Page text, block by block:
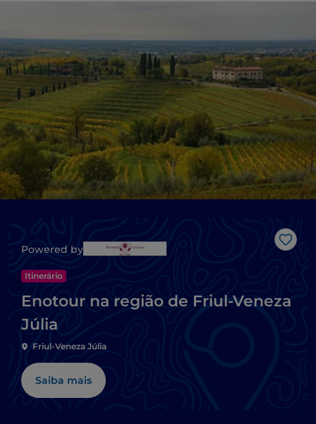
Powered by
Itinerário
Enotour na região de Friul-Veneza
Júlia
Friul-Veneza Júlia
Saiba mais